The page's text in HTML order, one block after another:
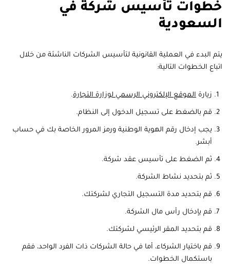
خطوات تأسيس شركة في
السعودية
يتم البدء في العملية القانونية لتأسيس الشركات الناشئة من خلال
اتباع الخطوات التالية:
زيارة الموقع الإلكتروني الرسمي لوزارة التجارة.
قم بالضغط على تسجيل الدخول إلى النظام.
يجب إدخال رقم الهوية الوطنية ورمز المرور الخاصة بك في حساب
أبشر.
ثم الضغط على تأسيس عقد شركة.
ثم بتحديد نشاط الشركة.
قم بتحديد مدة التسجيل التجاري لشركتك.
قم يإدخال رأس مال الشركة.
قم بتحديد المقر الرئيسي لشركتك.
قم باختيار الشركاء، أما في حالة الشركات ذات الفرد الواحد، فقم
باستكمال الخطوات.